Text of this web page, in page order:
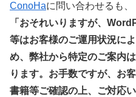
ConoHaに問い合わせるも、
「おそれいりますが、
等はお客様のご運用状況に
め、弊社から特定のご案内
ります。お手数ですが、お
書籍等ご確認の上、ご対応